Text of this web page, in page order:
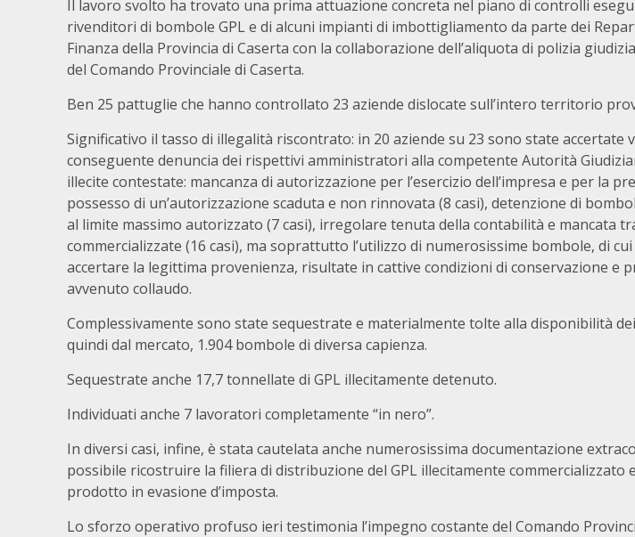
Il lavoro svolto ha trovato una prima attuazione concreta nel piano di controlli
rivenditori di bombole GPL e di alcuni impianti di imbottigliamento da parte dei
Finanza della Provincia di Caserta con la collaborazione dell’aliquota di polizia
del Comando Provinciale di Caserta.
Ben 25 pattuglie che hanno controllato 23 aziende dislocate sull’intero territorio
Significativo il tasso di illegalità riscontrato: in 20 aziende su 23 sono state accertate
conseguente denuncia dei rispettivi amministratori alla competente Autorità
illecite contestate: mancanza di autorizzazione per l’esercizio dell’impresa e per la
possesso di un’autorizzazione scaduta e non rinnovata (8 casi), detenzione di
al limite massimo autorizzato (7 casi), irregolare tenuta della contabilità e mancata
commercializzate (16 casi), ma soprattutto l’utilizzo di numerosissime bombole, di
accertare la legittima provenienza, risultate in cattive condizioni di conservazione e
avvenuto collaudo.
Complessivamente sono state sequestrate e materialmente tolte alla disponibilità
quindi dal mercato, 1.904 bombole di diversa capienza.
Sequestrate anche 17,7 tonnellate di GPL illecitamente detenuto.
Individuati anche 7 lavoratori completamente “in nero”.
In diversi casi, infine, è stata cautelata anche numerosissima documentazione
possibile ricostruire la filiera di distribuzione del GPL illecitamente commercializzato
prodotto in evasione d’imposta.
Lo sforzo operativo profuso ieri testimonia l’impegno costante del Comando